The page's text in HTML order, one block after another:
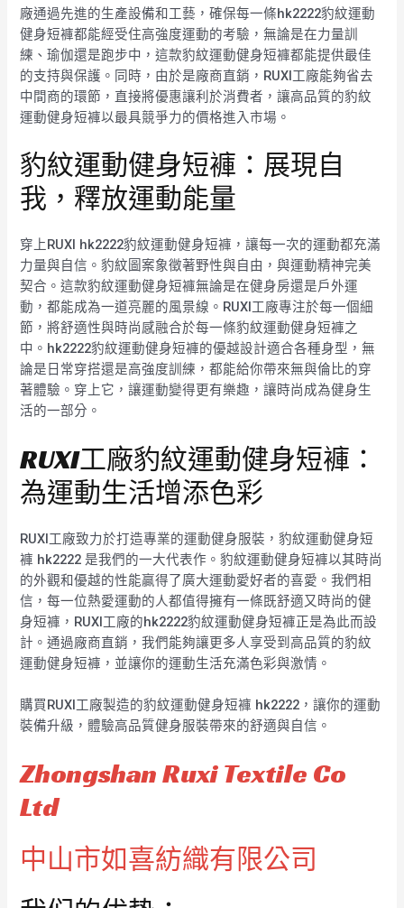
廠通過先進的生產設備和工藝，確保每一條hk2222豹紋運動
健身短褲都能經受住高強度運動的考驗，無論是在力量訓
練、瑜伽還是跑步中，這款豹紋運動健身短褲都能提供最佳
的支持與保護。同時，由於是廠商直銷，RUXI工廠能夠省去
中間商的環節，直接將優惠讓利於消費者，讓高品質的豹紋
運動健身短褲以最具競爭力的價格進入市場。
豹紋運動健身短褲：展現自
我，釋放運動能量
穿上RUXI hk2222豹紋運動健身短褲，讓每一次的運動都充滿
力量與自信。豹紋圖案象徵著野性與自由，與運動精神完美
契合。這款豹紋運動健身短褲無論是在健身房還是戶外運
動，都能成為一道亮麗的風景線。RUXI工廠專注於每一個細
節，將舒適性與時尚感融合於每一條豹紋運動健身短褲之
中。hk2222豹紋運動健身短褲的優越設計適合各種身型，無
論是日常穿搭還是高強度訓練，都能給你帶來無與倫比的穿
著體驗。穿上它，讓運動變得更有樂趣，讓時尚成為健身生
活的一部分。
RUXI工廠豹紋運動健身短褲：
為運動生活增添色彩
RUXI工廠致力於打造專業的運動健身服裝，豹紋運動健身短
褲 hk2222 是我們的一大代表作。豹紋運動健身短褲以其時尚
的外觀和優越的性能贏得了廣大運動愛好者的喜愛。我們相
信，每一位熱愛運動的人都值得擁有一條既舒適又時尚的健
身短褲，RUXI工廠的hk2222豹紋運動健身短褲正是為此而設
計。通過廠商直銷，我們能夠讓更多人享受到高品質的豹紋
運動健身短褲，並讓你的運動生活充滿色彩與激情。
購買RUXI工廠製造的豹紋運動健身短褲 hk2222，讓你的運動
裝備升級，體驗高品質健身服裝帶來的舒適與自信。
Zhongshan Ruxi Textile Co
Ltd
中山市如喜紡織有限公司